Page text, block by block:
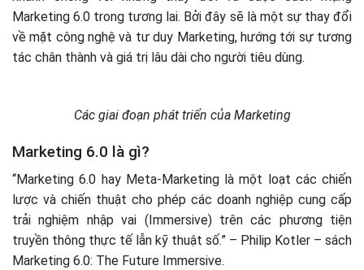
Marketing 6.0 trong tương lai. Bởi đây sẽ là một sự thay đổi
về mặt công nghệ và tư duy Marketing, hướng tới sự tương
tác chân thành và giá trị lâu dài cho người tiêu dùng.
Các giai đoạn phát triển của Marketing
Marketing 6.0 là gì?
“Marketing 6.0 hay Meta-Marketing là một loạt các chiến
lược và chiến thuật cho phép các doanh nghiệp cung cấp
trải nghiệm nhập vai (Immersive) trên các phương tiện
truyền thông thực tế lẫn kỹ thuật số.” – Philip Kotler – sách
Marketing 6.0: The Future Immersive.